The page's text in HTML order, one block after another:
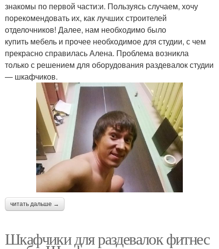
знакомы по первой части:и. Пользуясь случаем, хочу
порекомендовать их, как лучших строителей
отделочников! Далее, нам необходимо было
купить мебель и прочее необходимое для студии, с чем
прекрасно справилась Алена. Проблема возникла
только с решением для оборудования раздевалок студии
— шкафчиков.
читать дальше →
Шкафчики для раздевалок фитнес